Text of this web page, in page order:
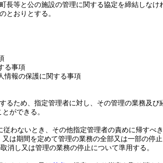
長等と公の施設の管理に関する協定を締結しなけ
とおりとする。
る事項
情報の保護に関する事項
るため、指定管理者に対し、その管理の業務及
ができる。
従わないとき、その他指定管理者の責めに帰すべ
は期間を定めて管理の業務の全部又は一部の停止
消し又は管理の業務の停止について準用する。